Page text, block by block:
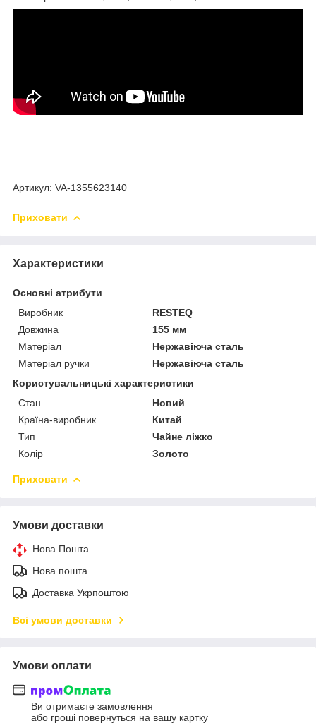
Артикул: VA-1355623140
Приховати
Характеристики
Основні атрибути
Виробник
RESTEQ
Довжина
155 мм
Матеріал
Нержавіюча сталь
Матеріал ручки
Нержавіюча сталь
Користувальницькі характеристики
Стан
Новий
Країна-виробник
Китай
Тип
Чайне ліжко
Колір
Золото
Приховати
Умови доставки
Нова Пошта
Нова пошта
Доставка Укрпоштою
Всі умови доставки
Умови оплати
Ви отримаєте замовлення
або гроші повернуться на вашу картку